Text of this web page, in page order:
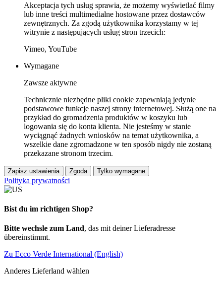
Akceptacja tych usług sprawia, że możemy wyświetlać filmy
lub inne treści multimedialne hostowane przez dostawców
zewnętrznych. Za zgodą użytkownika korzystamy w tej
witrynie z następujących usług stron trzecich:
Vimeo, YouTube
Wymagane
Zawsze aktywne
Technicznie niezbędne pliki cookie zapewniają jedynie
podstawowe funkcje naszej strony internetowej. Służą one na
przykład do gromadzenia produktów w koszyku lub
logowania się do konta klienta. Nie jesteśmy w stanie
wyciągnąć żadnych wniosków na temat użytkownika, a
wszelkie dane zgromadzone w ten sposób nigdy nie zostaną
przekazane stronom trzecim.
Zapisz ustawienia Zgoda Tylko wymagane
Polityka prywatności
Bist du im richtigen Shop?
Bitte wechsle zum Land, das mit deiner Lieferadresse
übereinstimmt.
Zu Ecco Verde International (English)
Anderes Lieferland wählen